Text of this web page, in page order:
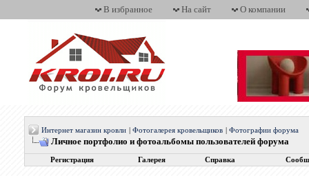
В избранное На сайт О компании
Интернет магазин кровли Фотогалерея кровельщиков Фотографии форума
Личное портфолио и фотоальбомы пользователей форума
Регистрация Галерея Справка